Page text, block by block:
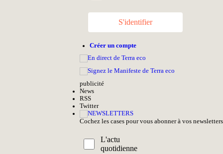
S'identifier
Créer un compte
publicité
News
RSS
Twitter
Cochez les cases pour vous abonner à vos newsletters
L'actu
quotidienne